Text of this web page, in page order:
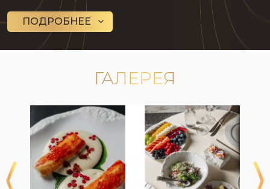
ПОДРОБНЕЕ
ГАЛЕРЕЯ